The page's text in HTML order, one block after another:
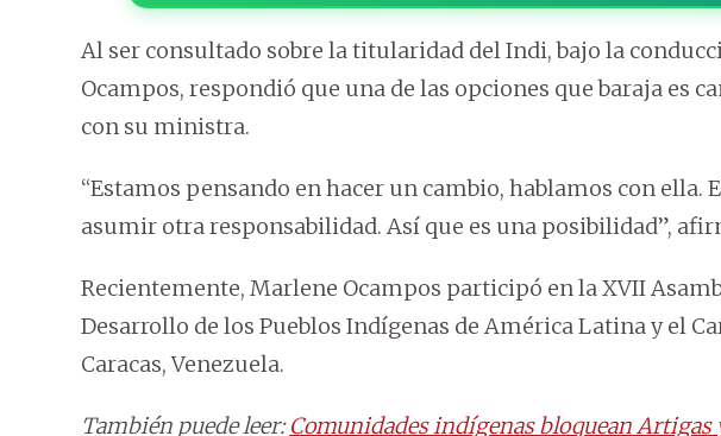
Al ser consultado sobre la titularidad del Indi, bajo la
Ocampos, respondió que una de las opciones que baraja es
con su ministra.
“Estamos pensando en hacer un cambio, hablamos con ella.
asumir otra responsabilidad. Así que es una posibilidad”,
Recientemente, Marlene Ocampos participó en la XVII
Desarrollo de los Pueblos Indígenas de América Latina y el
Caracas, Venezuela.
También puede leer:Comunidades indígenas bloquean